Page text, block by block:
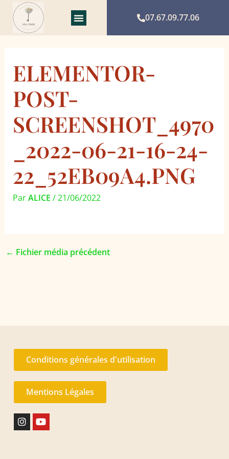
contenu
07.67.09.77.06
ELEMENTOR-
POST-
SCREENSHOT_4970
_2022-06-21-16-24-
22_52EB09A4.PNG
ParALICE /21/06/2022
← Fichier média précédent
Instagram
Youtube
Mentions Légales
Conditions générales d'utilisation